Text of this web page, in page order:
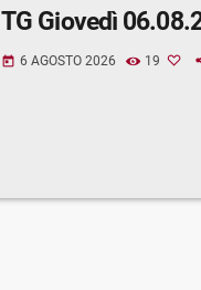
TG Giovedì
today 6 AGOSTO 2026 19